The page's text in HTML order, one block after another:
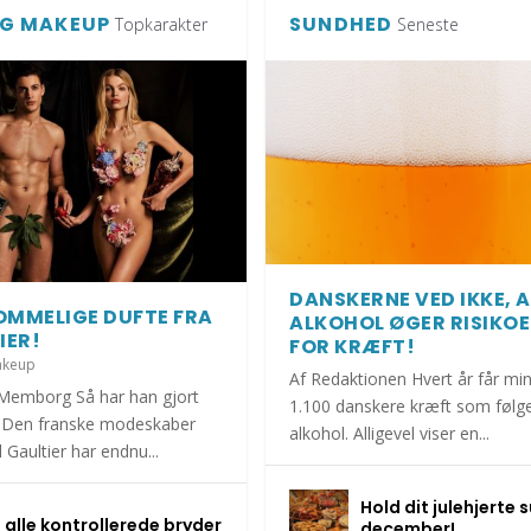
MAKEUP Topkarakter
DUFTE FRA
Så har han gjort
franske modeskaber
Gaultier har endnu...
kontrollerede bryder
SUNDHED Seneste
DANSKERNE VED IKKE,
ALKOHOL ØGER
FOR KRÆFT!
Af Redaktionen Hvert år får
1.100 danskere kræft som
alkohol. Alligevel viser en...
Hold dit julehjerte